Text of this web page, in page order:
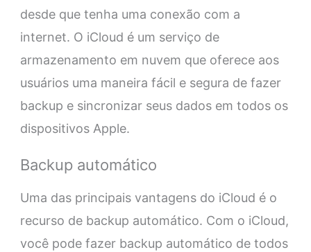
desde que tenha uma conexão com a
internet. O iCloud é um serviço de
armazenamento em nuvem que oferece aos
usuários uma maneira fácil e segura de fazer
backup e sincronizar seus dados em todos os
dispositivos Apple.
Backup automático
Uma das principais vantagens do iCloud é o
recurso de backup automático. Com o iCloud,
você pode fazer backup automático de todos